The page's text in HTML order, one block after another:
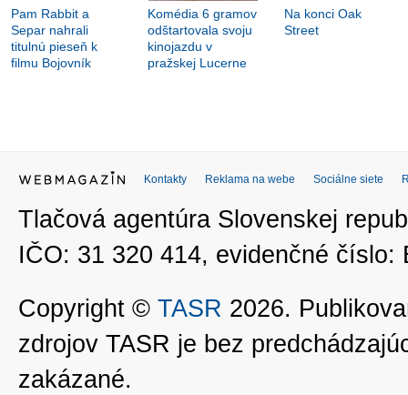
Pam Rabbit a
Separ nahrali
titulnú pieseň k
filmu Bojovník
Komédia 6 gramov
odštartovala svoju
kinojazdu v
pražskej Lucerne
Na konci Oak
Street
Kontakty Reklama na webe Sociálne siete
Tlačová agentúra Slovenskej
IČO: 31 320 414, evidenčné číslo:
Copyright © TASR 2026.
zdrojov TASR je bez
zakázané.